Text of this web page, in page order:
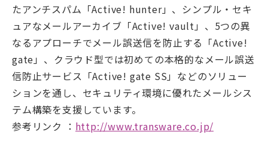
たアンチスパム「Active! hunter」、シンプル・セキ
ュアなメールアーカイブ「Active! vault」、5つの異
なるアプローチでメール誤送信を防止する「Active!
gate」、クラウド型では初めての本格的なメール誤送
信防止サービス「Active! gate SS」などのソリュー
ションを通し、セキュリティ環境に優れたメールシス
テム構築を支援しています。
参考リンク ： http://www.transware.co.jp/